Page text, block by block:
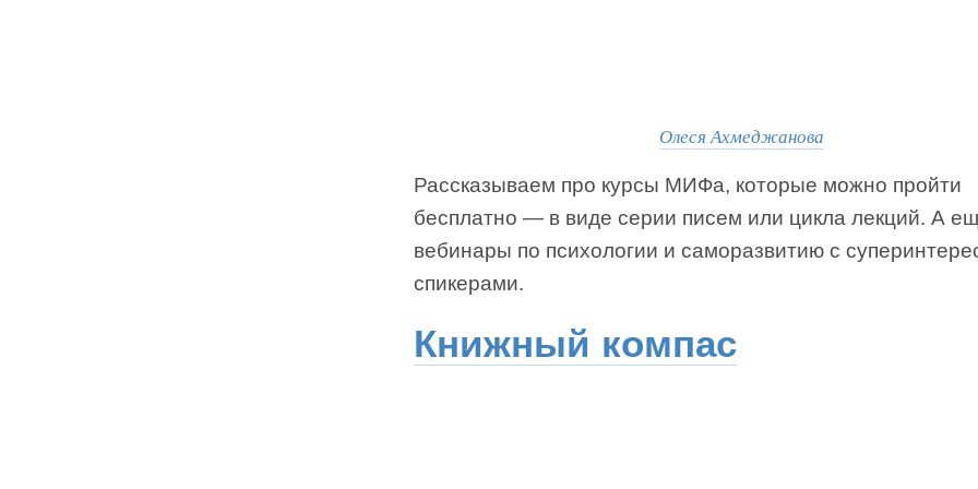
Олеся Ахмеджанова
Рассказываем про курсы МИФа, которые можно пройти
бесплатно — в виде серии писем или цикла лекций. А
вебинары по психологии и саморазвитию с
спикерами.
Книжный компас